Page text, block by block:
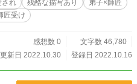
かに名を呼んだ。「ライル」と。愛し
して名を馳せた男が心残りだった弟子
でがとにかく、とにかく、長くなって
ていただいています。応援して頂け
され 残酷な描写あり
弟子×師匠
匠受け
感想数 0
文字数 46,780
新日 2022.10.30
登録日 2022.10.16